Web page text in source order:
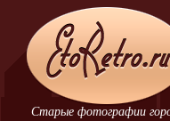
Старые фотографии